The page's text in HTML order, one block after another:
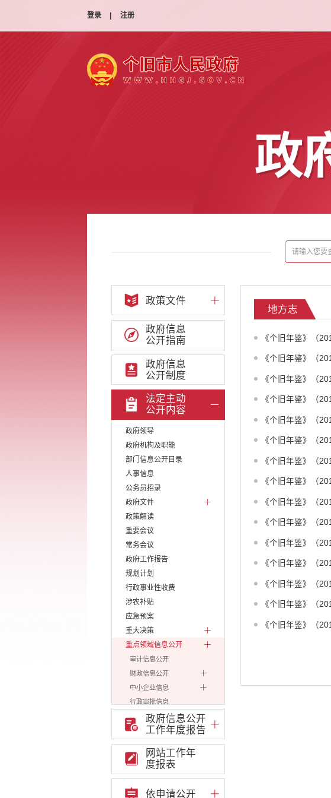
登录 注册
政
政策文件
政府信息
公开指南
政府信息
公开制度
法定主动
公开内容
政府领导
政府机构及职能
部门信息公开目录
人事信息
公务员招录
政府文件
政策解读
重要会议
常务会议
政府工作报告
规划计划
行政事业性收费
涉农补贴
应急预案
重大决策
重点领域信息公开
审计信息公开
财政信息公开
中小企业信息
行政审批信息
环保信息
价格和收费
就业创业
文化、旅游
民政信息
安全生产
政府信息公开
工作年度报告
网站工作年
度报表
依申请公开
地方志
《个旧年鉴》（
《个旧年鉴》（
《个旧年鉴》（
《个旧年鉴》（
《个旧年鉴》（
《个旧年鉴》（
《个旧年鉴》（
《个旧年鉴》（
《个旧年鉴》（
《个旧年鉴》（
《个旧年鉴》（
《个旧年鉴》（
《个旧年鉴》（
《个旧年鉴》（
《个旧年鉴》（